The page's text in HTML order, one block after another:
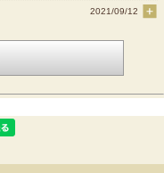
2021/09/12